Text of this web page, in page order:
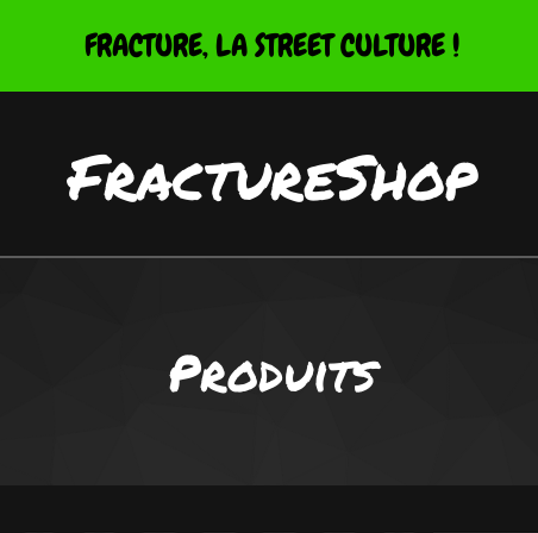
FRACTURE, LA STREET CULTURE !
FractureShop
Produits